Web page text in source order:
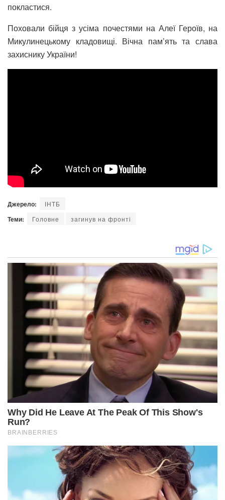
покластися.
Поховали бійця з усіма почестями на Алеї Героїв, на
Микулинецькому кладовищі. Вічна пам’ять та слава
захиснику України!
Джерело: ІНТБ
Теми: Головне загинув на фронті